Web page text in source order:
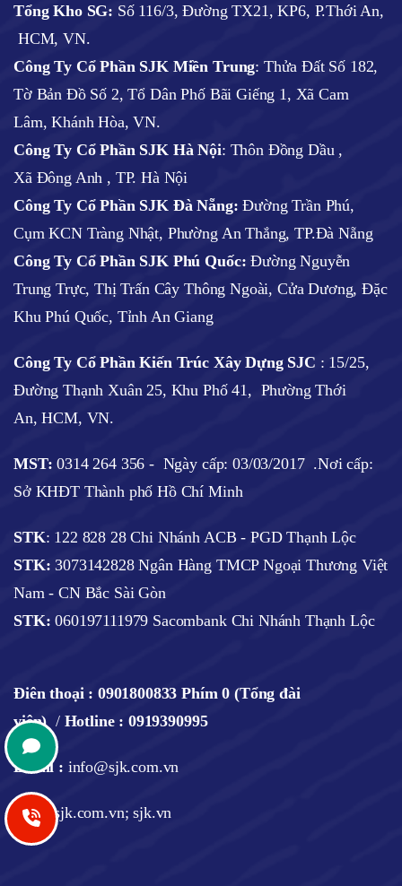
Tổng Kho SG: Số 116/3, Đường TX21, KP6, P.Thới An,
HCM, VN.
Công Ty Cổ Phần SJK Miền Trung: Thửa Đất Số 182,
Tờ Bản Đồ Số 2, Tổ Dân Phố Bãi Giếng 1, Xã Cam
Lâm, Khánh Hòa, VN.
Công Ty Cổ Phần SJK Hà Nội: Thôn Đồng Dầu ,
Xã Đông Anh , TP. Hà Nội
Công Ty Cổ Phần SJK Đà Nẵng: Đường Trần Phú,
Cụm KCN Tràng Nhật, Phường An Thắng, TP.Đà Nẵng
Công Ty Cổ Phần SJK Phú Quốc: Đường Nguyễn
Trung Trực, Thị Trấn Cây Thông Ngoài, Cửa Dương, Đặc
Khu Phú Quốc, Tỉnh An Giang
Công Ty Cổ Phần Kiến Trúc Xây Dựng SJC : 15/25,
Đường Thạnh Xuân 25, Khu Phố 41, Phường Thới
An, HCM, VN.
MST:0314 264 356 - Ngày cấp: 03/03/2017 .Nơi cấp:
Sở KHĐT Thành phố Hồ Chí Minh
STK: 122 828 28 Chi Nhánh ACB - PGD Thạnh Lộc
STK: 3073142828 Ngân Hàng TMCP Ngoại Thương Việt
Nam - CN Bắc Sài Gòn
STK:060197111979 Sacombank Chi Nhánh Thạnh Lộc
Điên thoại : 0901800833 Phím 0 (Tổng đài
viên)/ Hotline : 0919390995
Email : info@sjk.com.vn
Web sjk.com.vn; sjk.vn